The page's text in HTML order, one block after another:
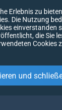
Daten löschen
zurückziehen
EINTRAGEN
Erlebnis zu
Die Nutzung
einverstanden
die Sie
Cookies
und